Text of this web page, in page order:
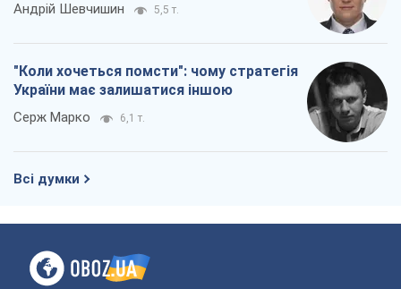
Андрій Шевчишин 5,5 т.
"Коли хочеться помсти": чому стратегія
України має залишатися іншою
Серж Марко 6,1 т.
Всі думки